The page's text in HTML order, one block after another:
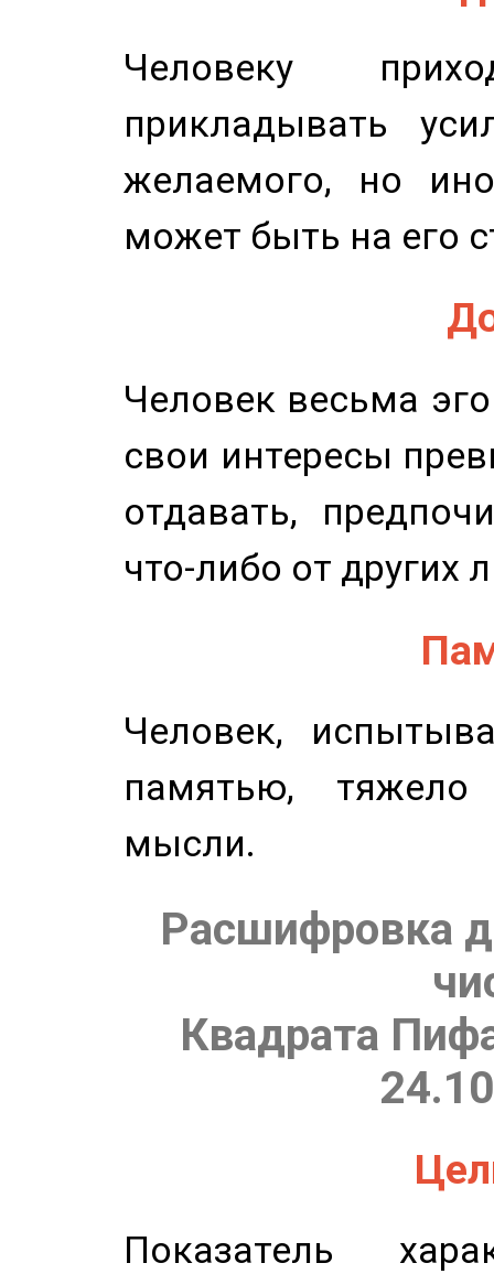
Человеку
прикладывать
желаемого, но
может быть на его
Человек весьма
свои интересы
отдавать,
что-либо от других
Человек,
памятью,
мысли.
Расшифровка
Квадрата
Показатель